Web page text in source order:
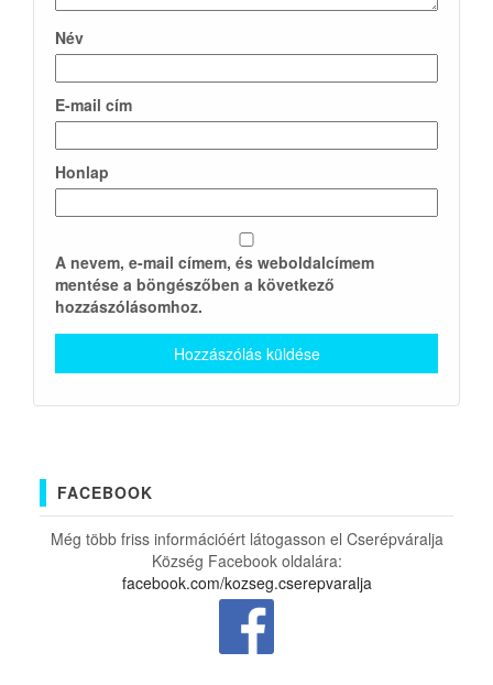
Név
E-mail cím
Honlap
A nevem, e-mail címem, és weboldalcímem
mentése a böngészőben a következő
hozzászólásomhoz.
FACEBOOK
Még több friss információért látogasson el Cserépváralja
Község Facebook oldalára:
facebook.com/kozseg.cserepvaralja